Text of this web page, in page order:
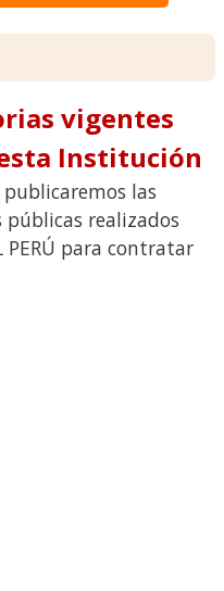
vigentes
Institución
las
realizados
PERÚ para contratar